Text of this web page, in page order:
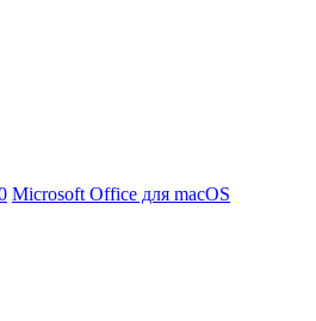
Microsoft Office для macOS